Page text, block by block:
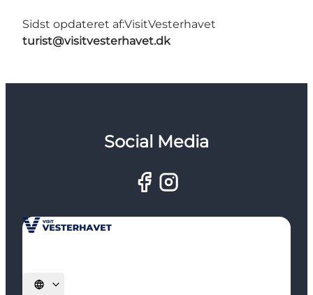
Sidst opdateret af:VisitVesterhavet
turist@visitvesterhavet.dk
Social Media
Vælg sprog